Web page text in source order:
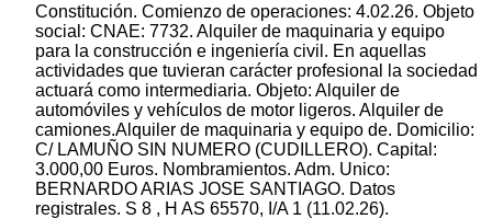
Constitución. Comienzo de operaciones: 4.02.26. Objeto
social: CNAE: 7732. Alquiler de maquinaria y equipo
para la construcción e ingeniería civil. En aquellas
actividades que tuvieran carácter profesional la sociedad
actuará como intermediaria. Objeto: Alquiler de
automóviles y vehículos de motor ligeros. Alquiler de
camiones.Alquiler de maquinaria y equipo de. Domicilio:
C/ LAMUÑO SIN NUMERO (CUDILLERO). Capital:
3.000,00 Euros. Nombramientos. Adm. Unico:
BERNARDO ARIAS JOSE SANTIAGO. Datos
registrales. S 8 , H AS 65570, I/A 1 (11.02.26).